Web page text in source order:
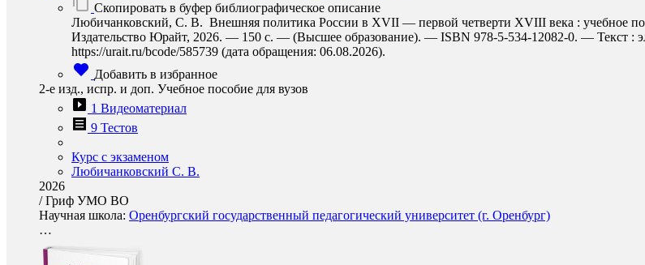
Скопировать в буфер библиографическое описание
Любичанковский, С. В. Внешняя политика России в XVII — первой четверти XVIII века : учебное
Издательство Юрайт, 2026. — 150 с. — (Высшее образование). — ISBN 978-5-534-12082-0. — Текст :
https://urait.ru/bcode/585739 (дата обращения: 06.08.2026).
Добавить в избранное
2-е изд., испр. и доп. Учебное пособие для вузов
1 Видеоматериал
9 Тестов
Курс с экзаменом
Любичанковский С. В.
2026
/Гриф УМО ВО
Научная школа: Оренбургский государственный педагогический университет (г. Оренбург)
…